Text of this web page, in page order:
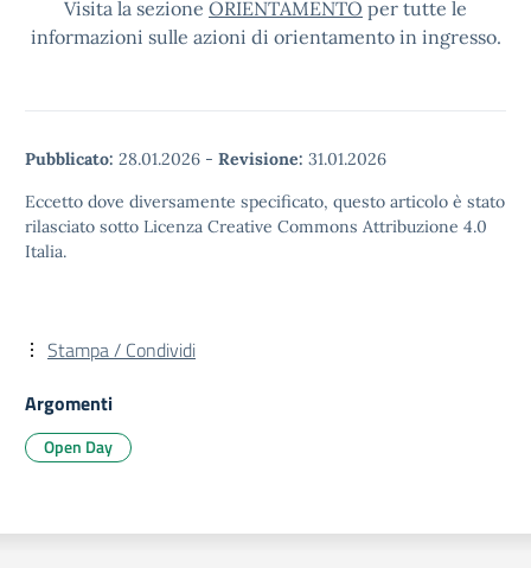
Visita la sezione ORIENTAMENTO per tutte le
informazioni sulle azioni di orientamento in ingresso.
Pubblicato: 28.01.2026 - Revisione: 31.01.2026
Eccetto dove diversamente specificato, questo articolo è stato
rilasciato sotto Licenza Creative Commons Attribuzione 4.0
Italia.
Stampa / Condividi
Argomenti
Open Day